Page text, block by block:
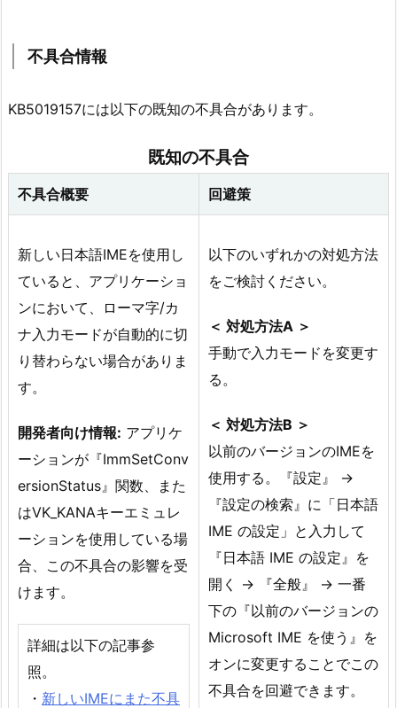
不具合情報
KB5019157には以下の既知の不具合があります。
既知の不具合
不具合概要 回避策
新しい日本語IMEを使用し
ていると、アプリケーショ
ンにおいて、ローマ字/カ
ナ入力モードが自動的に切
り替わらない場合がありま
す。
開発者向け情報: アプリケ
ーションが『ImmSetConv
ersionStatus』関数、また
はVK_KANAキーエミュレ
ーションを使用している場
合、この不具合の影響を受
けます。
詳細は以下の記事参
照。
・ 新しいIMEにまた不具
以下のいずれかの対処方法
をご検討ください。
＜ 対処方法A ＞
手動で入力モードを変更す
る。
＜ 対処方法B ＞
以前のバージョンのIMEを
使用する。『設定』 →
『設定の検索』に「日本語
IME の設定」と入力して
『日本語 IME の設定』を
開く → 『全般』 → 一番
下の『以前のバージョンの
Microsoft IME を使う』を
オンに変更することでこの
不具合を回避できます。